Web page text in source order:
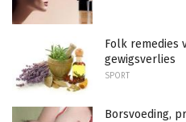
Folk remedies
gewigsverlies
SPORT
Borsvoeding,